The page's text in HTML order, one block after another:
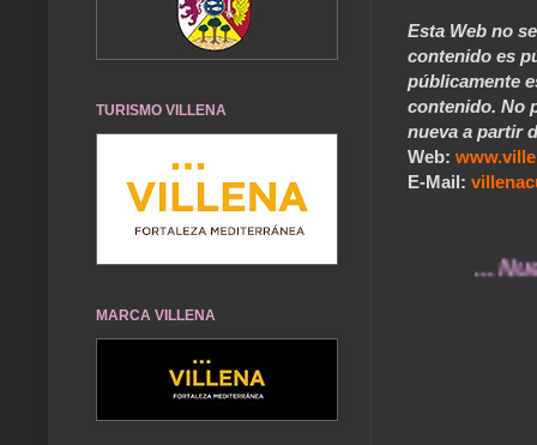
Esta Web no
contenido es
públicamente
contenido. No
nueva a partir
Web:
E-Mail:
... Nuestros
TURISMO VILLENA
MARCA VILLENA